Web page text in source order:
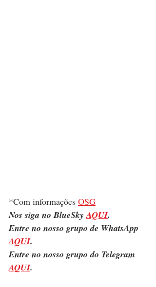
*Com informações OSG
Nos siga no BlueSky AQUI.
Entre no nosso grupo de WhatsApp
AQUI.
Entre no nosso grupo do Telegram
AQUI.